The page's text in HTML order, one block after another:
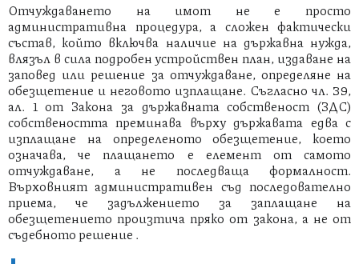
Отчуждаването на имот не е просто
административна процедура, а сложен фактически
състав, който включва наличие на държавна нужда,
влязъл в сила подробен устройствен план, издаване на
заповед или решение за отчуждаване, определяне на
обезщетение и неговото изплащане. Съгласно чл. 39,
ал. 1 от Закона за държавната собственост (ЗДС)
собствеността преминава върху държавата едва с
изплащане на определеното обезщетение, което
означава, че плащането е елемент от самото
отчуждаване, а не последваща формалност.
Върховният административен съд последователно
приема, че задължението за заплащане на
обезщетението произтича пряко от закона, а не от
съдебното решение .